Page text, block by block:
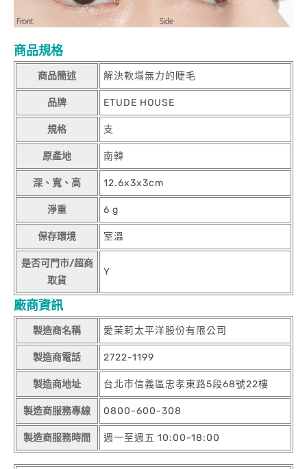
商品規格
商品簡述 解決軟塌無力的睫毛
品牌 ETUDE HOUSE
規格 支
原產地 南韓
深、寬、高 12.6x3x3cm
淨重 6 g
保存環境 室溫
是否可門市/超商
取貨
Y
廠商資訊
製造商名稱 愛茉莉太平洋股份有限公司
製造商電話 2722-1199
製造商地址 台北市信義區忠孝東路5段68號22樓
製造商服務專線 0800-600-308
製造商服務時間 週一至週五 10:00-18:00